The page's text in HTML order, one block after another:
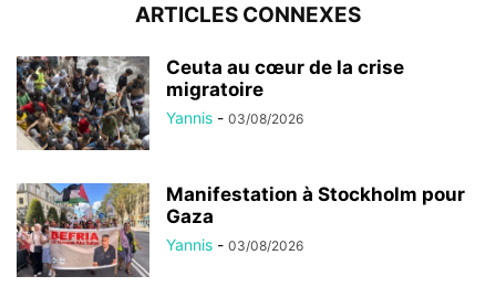
ARTICLES CONNEXES
Ceuta au cœur de la crise
migratoire
Yannis - 03/08/2026
Manifestation à Stockholm pour
Gaza
Yannis - 03/08/2026